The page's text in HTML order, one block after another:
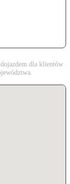
dla klientów